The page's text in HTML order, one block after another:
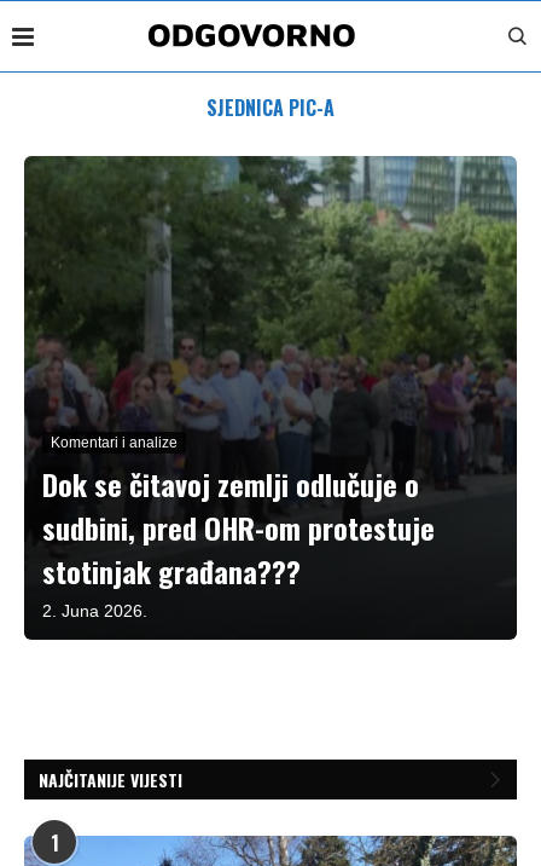
SJEDNICA PIC-A
Komentari i analize
Dok se čitavoj zemlji odlučuje o
sudbini, pred OHR-om protestuje
stotinjak građana???
2. Juna 2026.
NAJČITANIJE VIJESTI
1